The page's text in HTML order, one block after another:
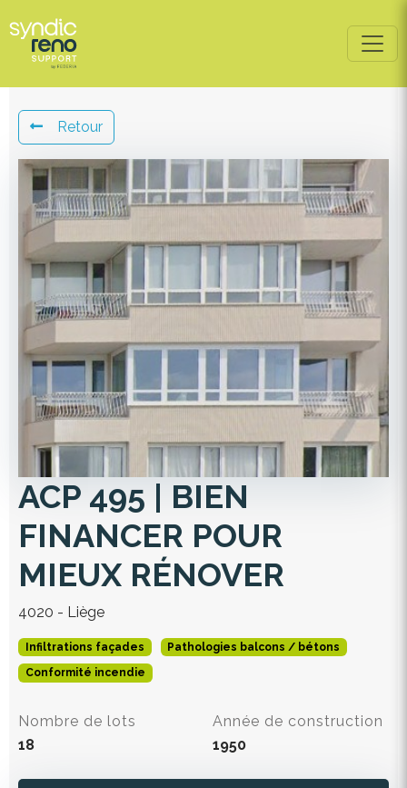
Retour
ACP 495 | BIEN
FINANCER POUR
MIEUX RÉNOVER
4020 - Liège
Infiltrations façades Pathologies balcons / bétons
Conformité incendie
Nombre de lots
18
Année de construction
1950